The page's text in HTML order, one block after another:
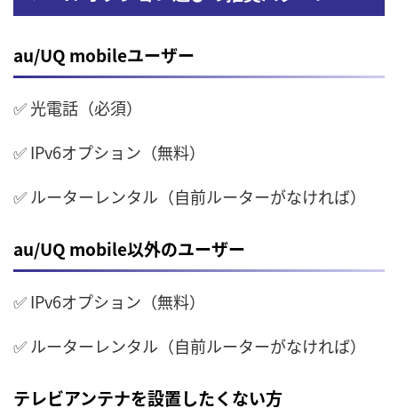
au/UQ mobileユーザー
✅ 光電話（必須）
✅ IPv6オプション（無料）
✅ ルーターレンタル（自前ルーターがなければ）
au/UQ mobile以外のユーザー
✅ IPv6オプション（無料）
✅ ルーターレンタル（自前ルーターがなければ）
テレビアンテナを設置したくない方